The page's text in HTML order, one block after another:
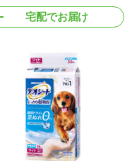
宅配でお届け